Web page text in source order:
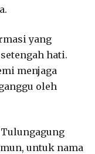
yang
hati.
menjaga
oleh
untuk nama